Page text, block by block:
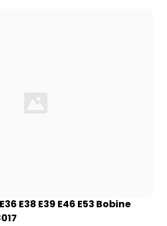
E38 E39 E46 E53 Bobine